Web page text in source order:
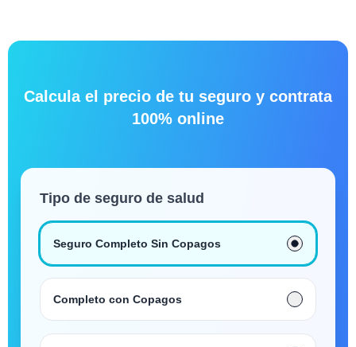
Calcula el precio de tu seguro y contrata
100% online
Tipo de seguro de salud
Seguro Completo Sin Copagos
Completo con Copagos